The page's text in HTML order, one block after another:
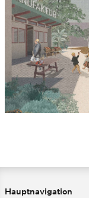
Hauptnavigation